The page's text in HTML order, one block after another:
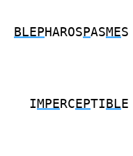
BLEP HAROS PASMES
I MPE RC EPTI BL E